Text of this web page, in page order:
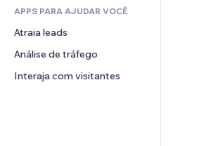
Previsão do tempo
Tabelas e gráficos
CRM
APPS PARA AJUDAR VOCÊ
Atraia leads
Análise de tráfego
Interaja com visitantes